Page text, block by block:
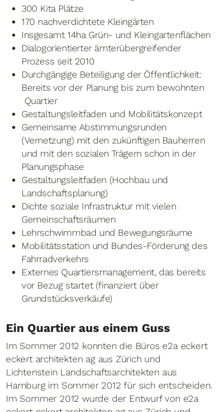
300 Kita Plätze
170 nachverdichtete Kleingärten
Insgesamt 14ha Grün- und Kleingartenflächen
Dialogorientierter ämterübergreifender
Prozess seit 2010
Durchgängige Beteiligung der Öffentlichkeit:
Bereits vor der Planung bis zum bewohnten
Quartier
Gestaltungsleitfaden und Mobilitätskonzept
Gemeinsame Abstimmungsrunden
(Vernetzung) mit den zukünftigen Bauherren
und mit den sozialen Trägern schon in der
Planungsphase
Gestaltungsleitfaden (Hochbau und
Landschaftsplanung)
Dichte soziale Infrastruktur mit vielen
Gemeinschaftsräumen
Lehrschwimmbad und Bewegungsräume
Mobilitätsstation und Bundes-Förderung des
Fahrradverkehrs
Externes Quartiersmanagement, das bereits
vor Bezug startet (finanziert über
Grundstücksverkäufe)
Ein Quartier aus einem Guss
Im Sommer 2012 konnten die Büros e2a eckert
eckert architekten ag aus Zürich und
Lichtenstein Landschaftsarchitekten aus
Hamburg im Sommer 2012 für sich entscheiden.
Im Sommer 2012 wurde der Entwurf von e2a